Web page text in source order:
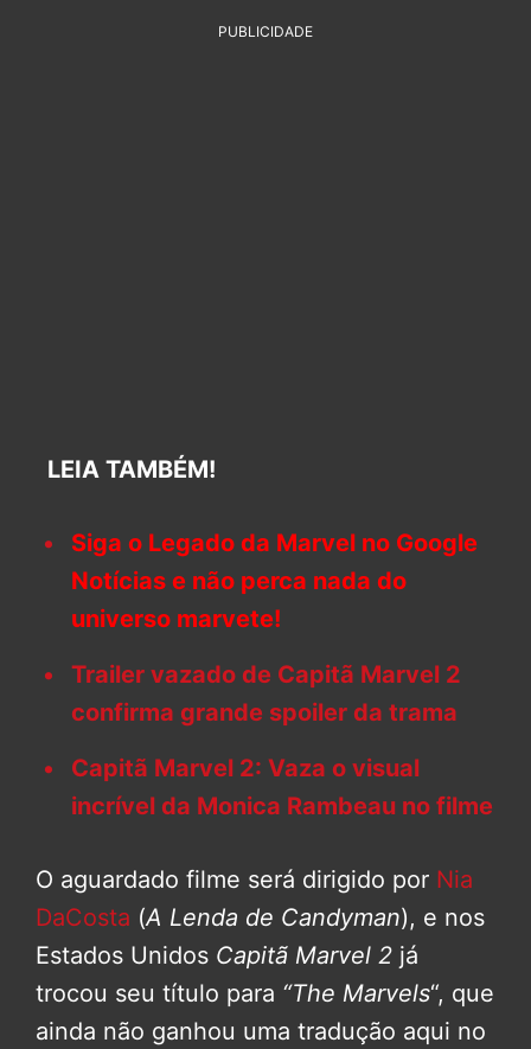
PUBLICIDADE
LEIA TAMBÉM!
Siga o Legado da Marvel no Google
Notícias e não perca nada do
universo marvete!
Trailer vazado de Capitã Marvel 2
confirma grande spoiler da trama
Capitã Marvel 2: Vaza o visual
incrível da Monica Rambeau no filme
O aguardado filme será dirigido por Nia
DaCosta (A Lenda de Candyman), e nos
Estados Unidos Capitã Marvel 2 já
trocou seu título para “The Marvels“, que
ainda não ganhou uma tradução aqui no